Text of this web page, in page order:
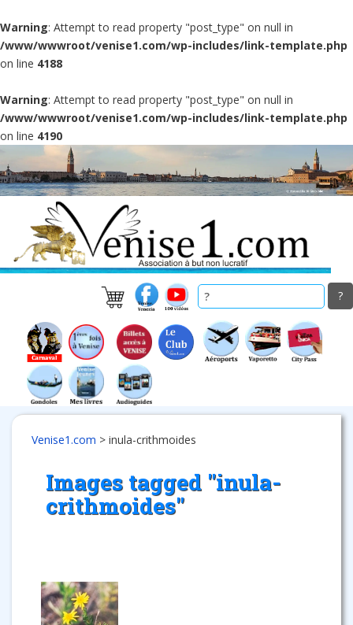
Warning: Attempt to read property "post_type" on null in
/www/wwwroot/venise1.com/wp-includes/link-template.php
on line 4188
Warning: Attempt to read property "post_type" on null in
/www/wwwroot/venise1.com/wp-includes/link-template.php
on line 4190
to
main
Venise1.com > inula-crithmoides
Images tagged "inula-
crithmoides"